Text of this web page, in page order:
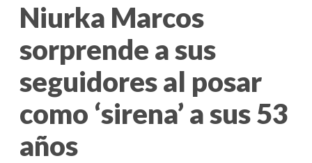
Niurka Marcos
sorprende a sus
seguidores al posar
como ‘sirena’ a sus 53
años